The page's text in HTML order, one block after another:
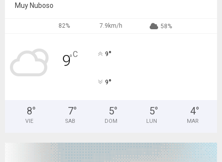
Muy Nuboso
82% 7.9km/h 58%
9°C 9°
9°
8°
VIE
7°
SAB
5°
DOM
5°
LUN
4°
MAR